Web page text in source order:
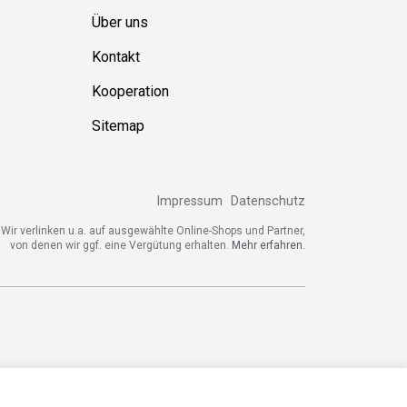
Über uns
Kontakt
Kooperation
Sitemap
Impressum Datenschutz
verlinken u.a. auf ausgewählte Online-Shops und Partner,
von denen wir ggf. eine Vergütung erhalten.
Mehr erfahren.